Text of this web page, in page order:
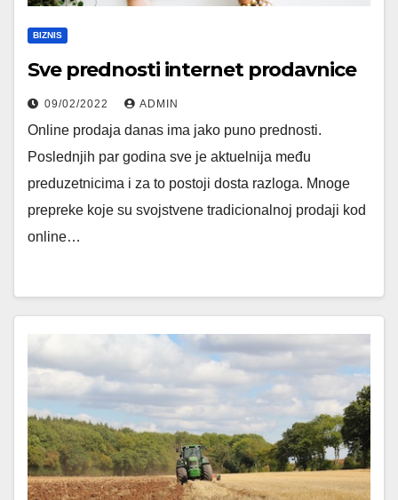
BIZNIS
Sve prednosti internet prodavnice
09/02/2022 ADMIN
Online prodaja danas ima jako puno prednosti.
Poslednjih par godina sve je aktuelnija među
preduzetnicima i za to postoji dosta razloga. Mnoge
prepreke koje su svojstvene tradicionalnoj prodaji kod
online…